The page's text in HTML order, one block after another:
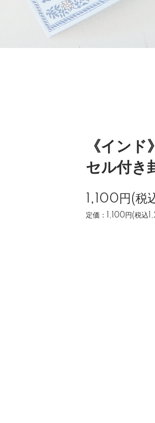
《イン
セル付き
1,100円(税
定価：1,100円(税込